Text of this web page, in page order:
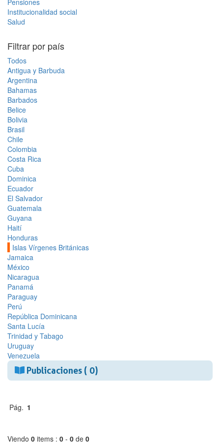
Pensiones
Institucionalidad social
Salud
Filtrar por país
Todos
Antigua y Barbuda
Argentina
Bahamas
Barbados
Belice
Bolivia
Brasil
Chile
Colombia
Costa Rica
Cuba
Dominica
Ecuador
El Salvador
Guatemala
Guyana
Haití
Honduras
Islas Vírgenes Británicas
Jamaica
México
Nicaragua
Panamá
Paraguay
Perú
República Dominicana
Santa Lucía
Trinidad y Tabago
Uruguay
Venezuela
Publicaciones ( 0)
Pág. 1
Viendo 0 items : 0 - 0 de 0